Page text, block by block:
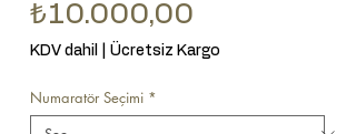
₺10.000,00
KDV dahil Ücretsiz Kargo
Numaratör Seçimi *